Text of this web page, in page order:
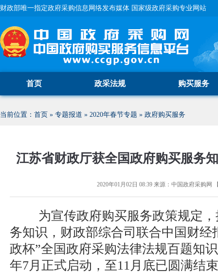
财政部唯一指定政府采购信息网络发布媒体 国家级政府采购专业网站
首页 政采法规 购买服务
当前位置： 首页 » 专题报道 » 2020年春节专题 » 政府购买服务
江苏省财政厅获全国政府购买服务
2020年01月02日 08:39来源： 中国政府采购网
为宣传政府购买服务政策规定，
务知识，财政部综合司联合中国财经
政杯”全国政府采购法律法规百题知
年7月正式启动，至11月底已圆满结